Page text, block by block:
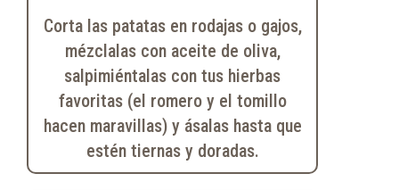
Corta las patatas en rodajas o gajos,
mézclalas con aceite de oliva,
salpimiéntalas con tus hierbas
favoritas (el romero y el tomillo
hacen maravillas) y ásalas hasta que
estén tiernas y doradas.